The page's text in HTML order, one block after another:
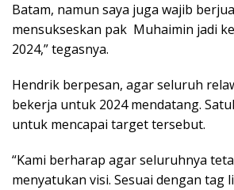
Batam, namun saya juga wajib
mensukseskan pak Muhaimin jadi
2024,” tegasnya.
Hendrik berpesan, agar seluruh
bekerja untuk 2024 mendatang.
untuk mencapai target tersebut.
“Kami berharap agar seluruhnya
menyatukan visi. Sesuai dengan tag